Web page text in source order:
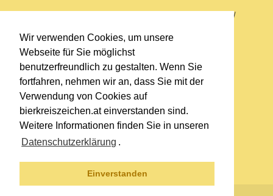
Wir verwenden Cookies, um unsere
Webseite für Sie möglichst
benutzerfreundlich zu gestalten. Wenn Sie
fortfahren, nehmen wir an, dass Sie mit der
Verwendung von Cookies auf
bierkreiszeichen.at einverstanden sind.
Weitere Informationen finden Sie in unseren
Datenschutzerklärung .
Einverstanden
Sie befinden sich auf https://www.bierkreiszeichen.at/
im Pfad:Übers Bier/Brauereien/Fundstücke und
Informationen zur Brauerei Puntigam
Erstellt: 2026-08-08
Links
Impressum
Datenschutzerklärung